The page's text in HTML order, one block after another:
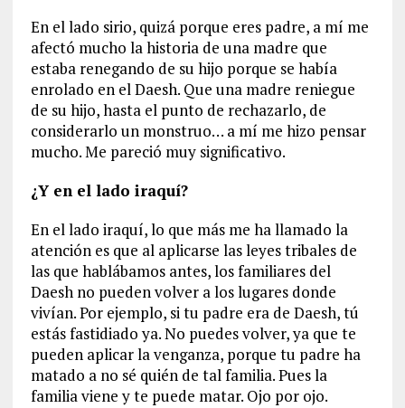
En el lado sirio, quizá porque eres padre, a mí me
afectó mucho la historia de una madre que
estaba renegando de su hijo porque se había
enrolado en el Daesh. Que una madre reniegue
de su hijo, hasta el punto de rechazarlo, de
considerarlo un monstruo… a mí me hizo pensar
mucho. Me pareció muy significativo.
¿Y en el lado iraquí?
En el lado iraquí, lo que más me ha llamado la
atención es que al aplicarse las leyes tribales de
las que hablábamos antes, los familiares del
Daesh no pueden volver a los lugares donde
vivían. Por ejemplo, si tu padre era de Daesh, tú
estás fastidiado ya. No puedes volver, ya que te
pueden aplicar la venganza, porque tu padre ha
matado a no sé quién de tal familia. Pues la
familia viene y te puede matar. Ojo por ojo.